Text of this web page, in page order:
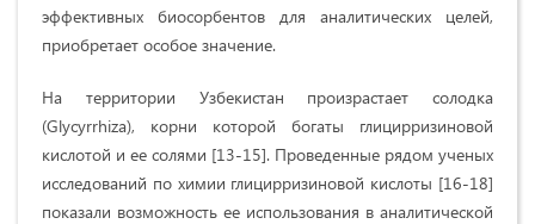
эффективных биосорбентов для аналитических целей,
приобретает особое значение.
На территории Узбекистан произрастает солодка
(Glycyrrhiza), корни которой богаты глицирризиновой
кислотой и ее солями [13-15]. Проведенные рядом ученых
исследований по химии глицирризиновой кислоты [16-18]
показали возможность ее использования в аналитической